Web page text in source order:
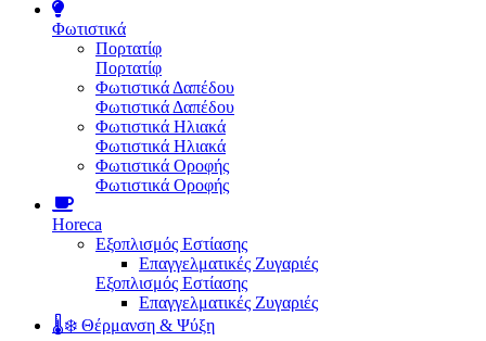
Φωτιστικά
Πορτατίφ
Πορτατίφ
Φωτιστικά Δαπέδου
Φωτιστικά Δαπέδου
Φωτιστικά Ηλιακά
Φωτιστικά Ηλιακά
Φωτιστικά Οροφής
Φωτιστικά Οροφής
Horeca
Εξοπλισμός Εστίασης
Επαγγελματικές Ζυγαριές
Εξοπλισμός Εστίασης
Επαγγελματικές Ζυγαριές
🌡️❄️ Θέρμανση & Ψύξη